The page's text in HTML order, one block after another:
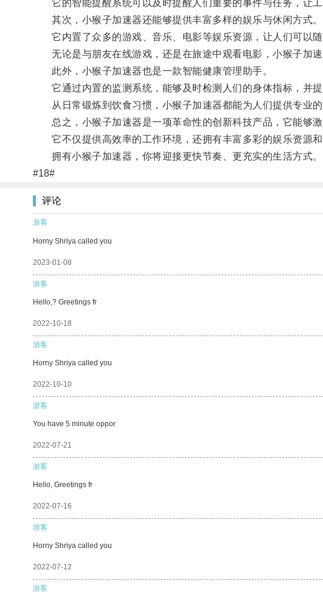
它的智能提醒系统可以及时提醒人们重要的事件与任务，让工
其次，小猴子加速器还能够提供丰富多样的娱乐与休闲方式。
它内置了众多的游戏、音乐、电影等娱乐资源，让人们可以随
无论是与朋友在线游戏，还是在旅途中观看电影，小猴子加速
此外，小猴子加速器也是一款智能健康管理助手。
它通过内置的监测系统，能够及时检测人们的身体指标，并提
从日常锻炼到饮食习惯，小猴子加速器都能为人们提供专业的
总之，小猴子加速器是一项革命性的创新科技产品，它能够激
它不仅提供高效率的工作环境，还拥有丰富多彩的娱乐资源和
拥有小猴子加速器，你将迎接更快节奏、更充实的生活方式。
#18#
评论
游客
Horny Shriya called you
2023-01-08
游客
Hello,? Greetings fr
2022-10-18
游客
Horny Shriya called you
2022-10-10
游客
You have 5 minute oppor
2022-07-21
游客
Hello, Greetings fr
2022-07-16
游客
Horny Shriya called you
2022-07-12
游客